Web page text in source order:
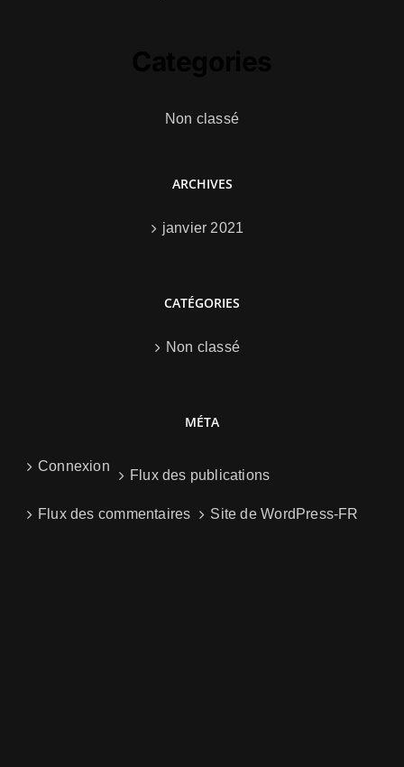
Non classé
ARCHIVES
janvier 2021
CATÉGORIES
Non classé
MÉTA
Connexion
Flux des publications
Flux des commentaires Site de WordPress-FR